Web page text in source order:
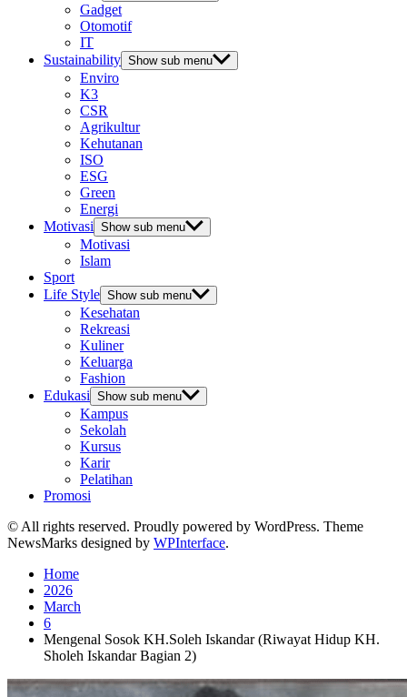
Gadget
Otomotif
IT
Sustainability Show sub menu
Enviro
K3
CSR
Agrikultur
Kehutanan
ISO
ESG
Green
Energi
Motivasi Show sub menu
Motivasi
Islam
Sport
Life Style Show sub menu
Kesehatan
Rekreasi
Kuliner
Keluarga
Fashion
Edukasi Show sub menu
Kampus
Sekolah
Kursus
Karir
Pelatihan
Promosi
© All rights reserved. Proudly powered by WordPress. Theme
NewsMarks designed by WPInterface.
Home
2026
March
6
Mengenal Sosok KH.Soleh Iskandar (Riwayat Hidup KH.
Sholeh Iskandar Bagian 2)